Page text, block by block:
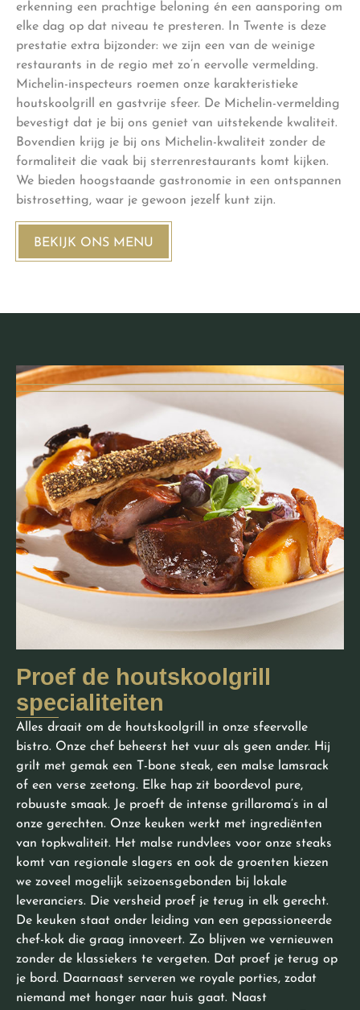
erkenning een prachtige beloning én een aansporing om
elke dag op dat niveau te presteren. In Twente is deze
prestatie extra bijzonder: we zijn een van de weinige
restaurants in de regio met zo’n eervolle vermelding.
Michelin-inspecteurs roemen onze karakteristieke
houtskoolgrill en gastvrije sfeer. De Michelin-vermelding
bevestigt dat je bij ons geniet van uitstekende kwaliteit.
Bovendien krijg je bij ons Michelin-kwaliteit zonder de
formaliteit die vaak bij sterrenrestaurants komt kijken.
We bieden hoogstaande gastronomie in een ontspannen
bistrosetting, waar je gewoon jezelf kunt zijn.
BEKIJK ONS MENU
Proef de houtskoolgrill
specialiteiten
Alles draait om de houtskoolgrill in onze sfeervolle
bistro. Onze chef beheerst het vuur als geen ander. Hij
grilt met gemak een T-bone steak, een malse lamsrack
of een verse zeetong. Elke hap zit boordevol pure,
robuuste smaak. Je proeft de intense grillaroma’s in al
onze gerechten. Onze keuken werkt met ingrediënten
van topkwaliteit. Het malse rundvlees voor onze steaks
komt van regionale slagers en ook de groenten kiezen
we zoveel mogelijk seizoensgebonden bij lokale
leveranciers. Die versheid proef je terug in elk gerecht.
De keuken staat onder leiding van een gepassioneerde
chef-kok die graag innoveert. Zo blijven we vernieuwen
zonder de klassiekers te vergeten. Dat proef je terug op
je bord. Daarnaast serveren we royale porties, zodat
niemand met honger naar huis gaat. Naast